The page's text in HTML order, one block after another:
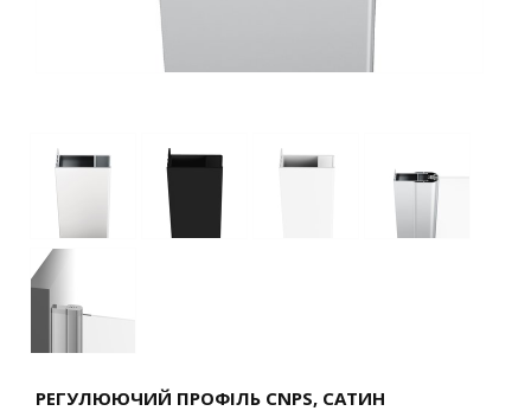
РЕГУЛЮЮЧИЙ ПРОФІЛЬ CNPS, САТИН